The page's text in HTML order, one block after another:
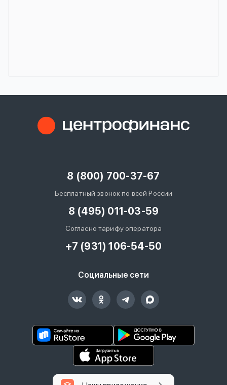
8 (800) 700-37-67
Бесплатный звонок по всей России
8 (495) 011-03-59
Согласно тарифу оператора
+7 (931) 106-54-50
Социальные сети